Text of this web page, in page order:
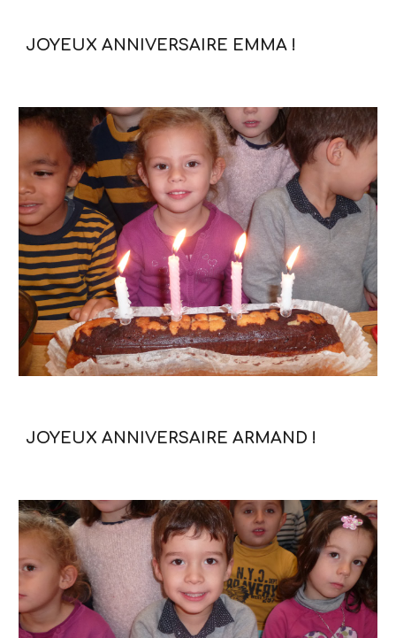
JOYEUX ANNIVERSAIRE EMMA !
JOYEUX ANNIVERSAIRE ARMAND !